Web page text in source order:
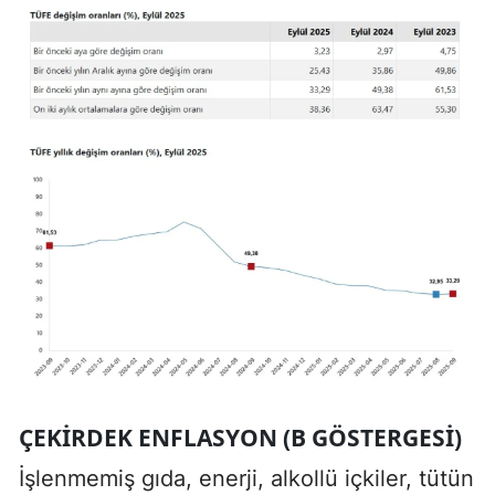
ÇEKIRDEK ENFLASYON (B GÖSTERGESI)
İşlenmemiş gıda, enerji, alkollü içkiler, tütün